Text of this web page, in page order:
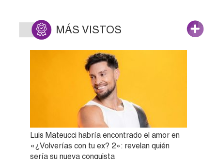
MÁS VISTOS
Luis Mateucci habría encontrado el amor en
«¿Volverías con tu ex? 2»: revelan quién
sería su nueva conquista